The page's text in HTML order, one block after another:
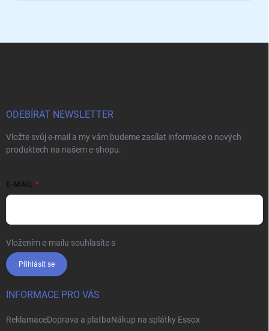
ODEBÍRAT NEWSLETTER
Vložte svůj e-mail a my vám budeme zasílat informace o nových
produktech na našem e-shopu.
E-MAIL
Vložením e-mailu souhlasíte s
Přihlásit se
INFORMACE PRO VÁS
ReklamaceDoprava a platbaNákup na splátky Essox